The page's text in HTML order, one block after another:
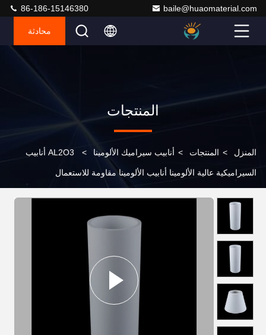
baile@huaomaterial.com
86-186-15146380
محادثة
المنتجات
المنزل > المنتجات > أنابيب سيراميك الألومينا > AL2O3 أنابيب
السيراميكية عالية الألومينا أنابيب الألومينا مقاومة للاستعمال